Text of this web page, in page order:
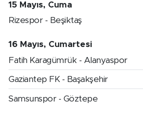
15 Mayıs, Cuma
Rizespor - Beşiktaş
16 Mayıs, Cumartesi
Fatih Karagümrük - Alanyaspor
Gaziantep FK - Başakşehir
Samsunspor - Göztepe